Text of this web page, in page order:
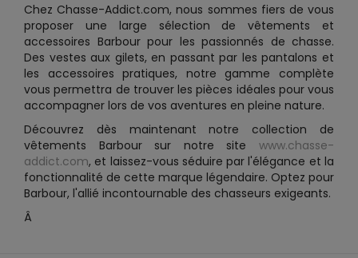
Chez Chasse-Addict.com, nous sommes fiers de vous
proposer une large sélection de vêtements et
accessoires Barbour pour les passionnés de chasse.
Des vestes aux gilets, en passant par les pantalons et
les accessoires pratiques, notre gamme complète
vous permettra de trouver les pièces idéales pour vous
accompagner lors de vos aventures en pleine nature.
Découvrez dès maintenant notre collection de
vêtements Barbour sur notre site www.chasse-
addict.com, et laissez-vous séduire par l'élégance et la
fonctionnalité de cette marque légendaire. Optez pour
Barbour, l'allié incontournable des chasseurs exigeants.
Â